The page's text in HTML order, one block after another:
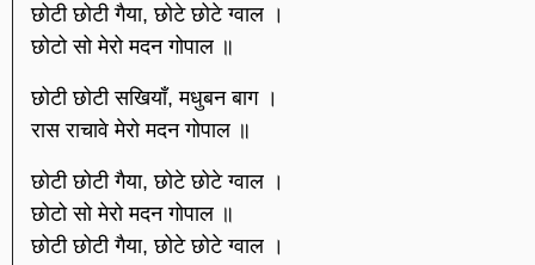
छोटी छोटी गैया, छोटे छोटे ग्वाल ।
छोटो सो मेरो मदन गोपाल ॥
छोटी छोटी सखियाँ, मधुबन बाग ।
रास राचावे मेरो मदन गोपाल ॥
छोटी छोटी गैया, छोटे छोटे ग्वाल ।
छोटो सो मेरो मदन गोपाल ॥
छोटी छोटी गैया, छोटे छोटे ग्वाल ।